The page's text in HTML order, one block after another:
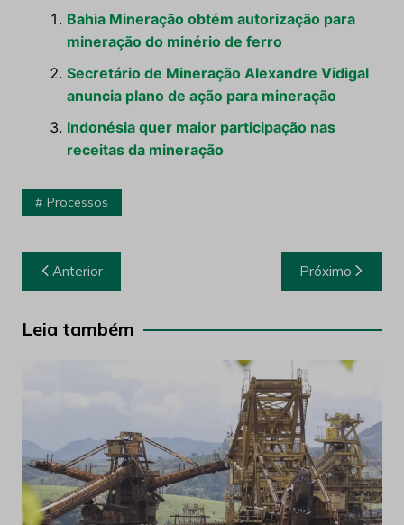
Bahia Mineração obtém autorização para
mineração do minério de ferro
Secretário de Mineração Alexandre Vidigal
anuncia plano de ação para mineração
Indonésia quer maior participação nas
receitas da mineração
Processos
Navegação
de
Post
Anterior Próximo
Leia também